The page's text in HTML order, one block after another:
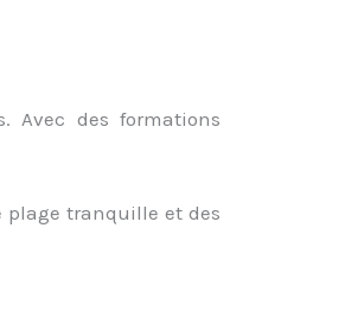
Avec des formations
plage tranquille et des